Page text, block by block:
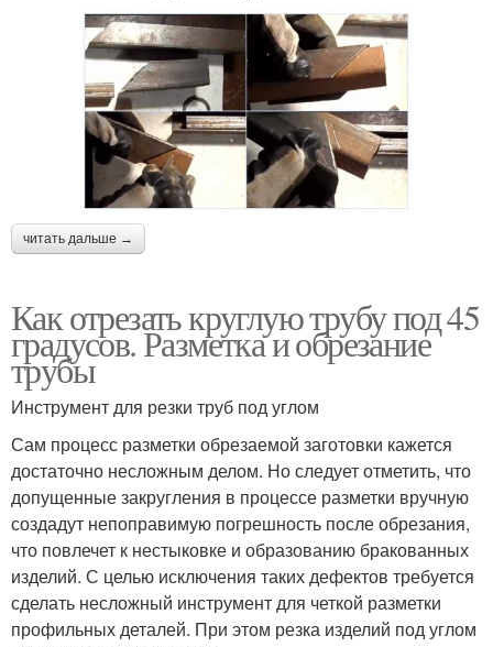
читать дальше →
Как отрезать круглую трубу под 45
градусов. Разметка и обрезание
трубы
Инструмент для резки труб под углом
Сам процесс разметки обрезаемой заготовки кажется
достаточно несложным делом. Но следует отметить, что
допущенные закругления в процессе разметки вручную
создадут непоправимую погрешность после обрезания,
что повлечет к нестыковке и образованию бракованных
изделий. С целью исключения таких дефектов требуется
сделать несложный инструмент для четкой разметки
профильных деталей. При этом резка изделий под углом